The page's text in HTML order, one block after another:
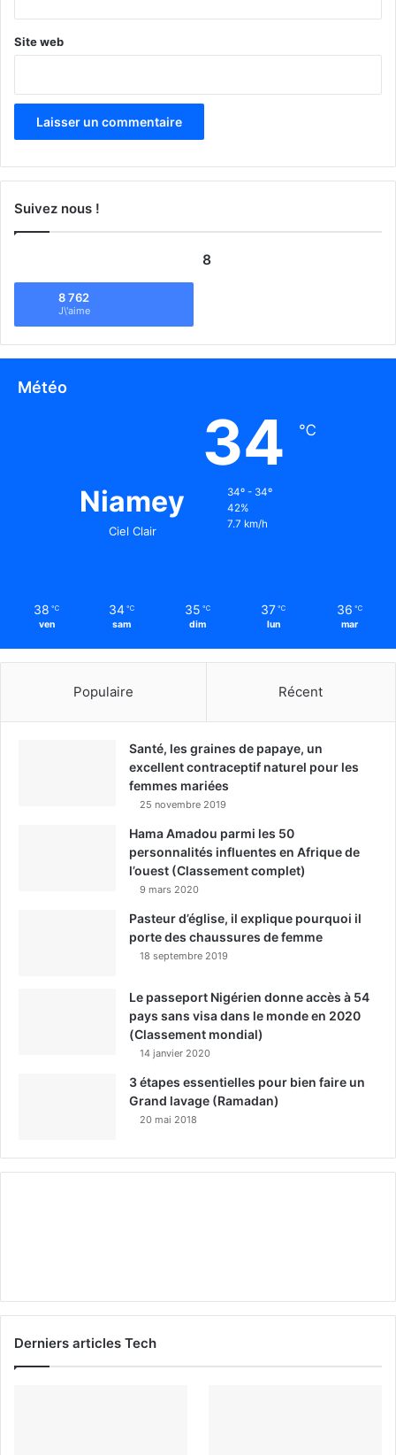
Site web
Suivez nous !
8
8 762
J\'aime
Météo
Niamey
Ciel Clair
34 ℃
34º - 34º
42%
7.7 km/h
38 ℃
ven
34 ℃
sam
35 ℃
dim
37 ℃
lun
36 ℃
mar
Populaire Récent
Santé, les graines de papaye, un
excellent contraceptif naturel pour les
femmes mariées
25 novembre 2019
Hama Amadou parmi les 50
personnalités influentes en Afrique de
l’ouest (Classement complet)
9 mars 2020
Pasteur d’église, il explique pourquoi il
porte des chaussures de femme
18 septembre 2019
Le passeport Nigérien donne accès à 54
pays sans visa dans le monde en 2020
(Classement mondial)
14 janvier 2020
3 étapes essentielles pour bien faire un
Grand lavage (Ramadan)
20 mai 2018
Derniers articles Tech